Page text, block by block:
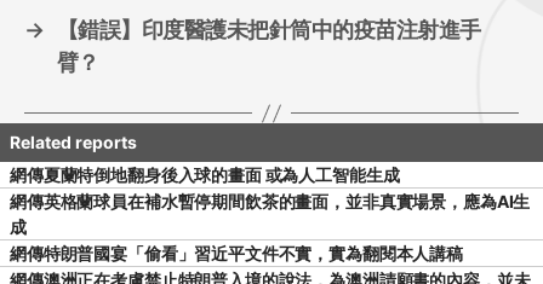
→
【錯誤】印度醫護未把針筒中的疫苗注射進手
臂？
網傳夏蘭特倒地翻身後入球的畫面 或為人工智能生成
網傳英格蘭球員在補水暫停期間飲茶的畫面，並非真實場景，應為AI生
成
網傳特朗普國宴「偷看」習近平文件不實，實為翻閱本人講稿
網傳澳洲正在考慮禁止特朗普入境的說法，為澳洲請願書的內容，並未